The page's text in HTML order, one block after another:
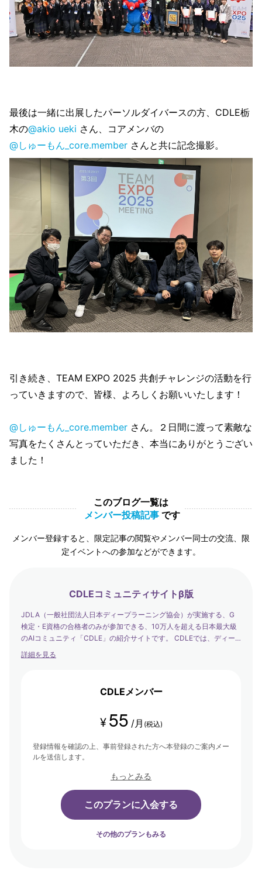
最後は一緒に出展したパーソルダイバースの方、CDLE栃
木の@akio ueki さん、コアメンバの
@しゅーもん_core.member さんと共に記念撮影。
引き続き、TEAM EXPO 2025 共創チャレンジの活動を行
っていきますので、皆様、よろしくお願いいたします！
@しゅーもん_core.member さん。２日間に渡って素敵な
写真をたくさんとっていただき、本当にありがとうござい
ました！
このブログ一覧は
メンバー投稿記事 です
メンバー登録すると、限定記事の閲覧やメンバー同士の交流、限
定イベントへの参加などができます。
CDLEコミュニティサイトβ版
JDLA（一般社団法人日本ディープラーニング協会）が実施する、G
検定・E資格の合格者のみが参加できる、10万人を超える日本最大級
のAIコミュニティ「CDLE」の紹介サイトです。 CDLEでは、ディー
プラーニングの社会実装の日本代表として、社会を発展させるエバン
ジェリストたちが集まり、学び合い・アウトプットする場を提供して
詳細を見る
CDLEメンバー
¥ 55 /月 (税込)
登録情報を確認の上、事前登録された方へ本登録のご案内メー
ルを送信します。
もっとみる
このプランに入会する
その他のプランもみる